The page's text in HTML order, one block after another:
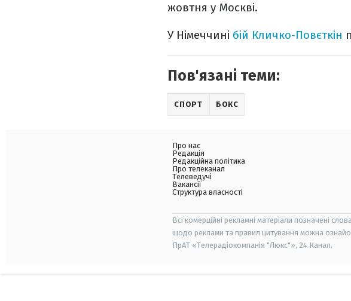
жовтня у Москві.
У Німеччині бій Кличко-Повєткін
Пов'язані теми:
СПОРТ БОКС
Про нас
Редакція
Редакційна політика
Про телеканал
Телеведучі
Вакансії
Структура власності
Всі комерційні рекламні матеріали позначені
щодо реклами та правил цитування можна
ПрАТ «Телерадіокомпанія "Люкс"», 24 Канал.